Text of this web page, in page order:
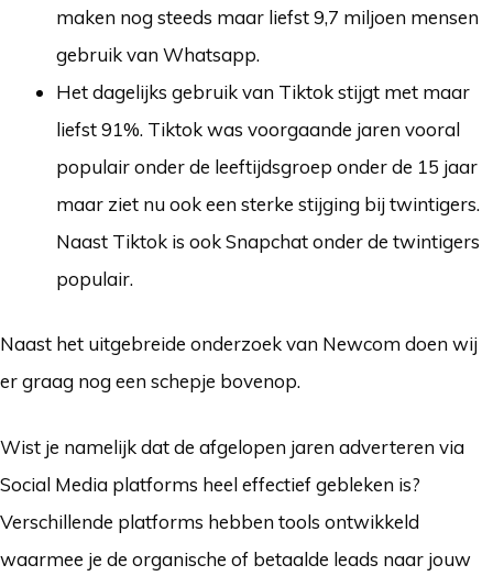
maken nog steeds maar liefst 9,7 miljoen mensen
gebruik van Whatsapp.
Het dagelijks gebruik van Tiktok stijgt met maar
liefst 91%. Tiktok was voorgaande jaren vooral
populair onder de leeftijdsgroep onder de 15 jaar
maar ziet nu ook een sterke stijging bij twintigers.
Naast Tiktok is ook Snapchat onder de twintigers
populair.
Naast het uitgebreide onderzoek van Newcom doen wij
er graag nog een schepje bovenop.
Wist je namelijk dat de afgelopen jaren adverteren via
Social Media platforms heel effectief gebleken is?
Verschillende platforms hebben tools ontwikkeld
waarmee je de organische of betaalde leads naar jouw